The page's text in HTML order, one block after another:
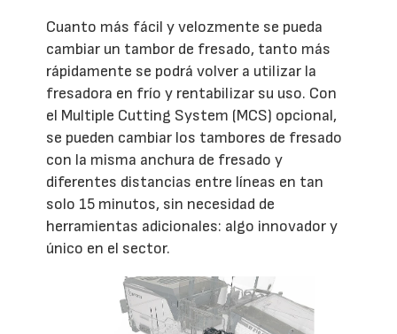
Cuanto más fácil y velozmente se pueda
cambiar un tambor de fresado, tanto más
rápidamente se podrá volver a utilizar la
fresadora en frío y rentabilizar su uso. Con
el Multiple Cutting System (MCS) opcional,
se pueden cambiar los tambores de fresado
con la misma anchura de fresado y
diferentes distancias entre líneas en tan
solo 15 minutos, sin necesidad de
herramientas adicionales: algo innovador y
único en el sector.